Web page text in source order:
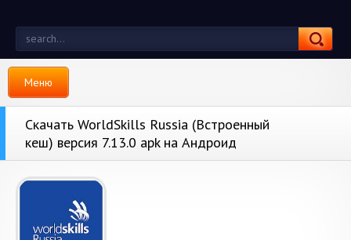
Меню
Скачать WorldSkills Russia (Встроенный
кеш) версия 7.13.0 apk на Андроид